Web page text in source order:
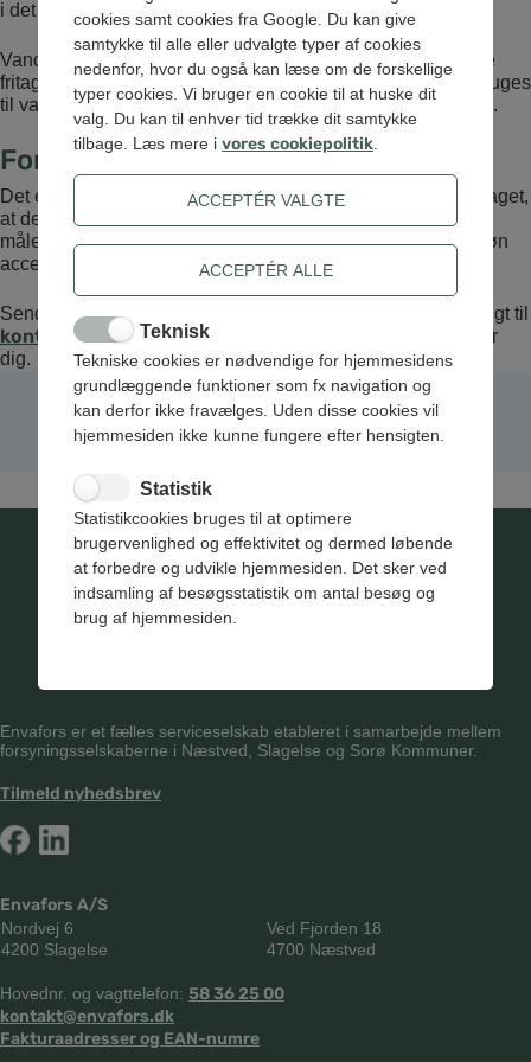
i det færdige produkt og derfor ikke ledes til kloakken.
Vand, der anvendes til andre formål i virksomheden, er ikke
fritaget. Eksempelvis gives der ikke fradrag for vand, der bruges
til vask af biler, landbrugsmaskiner, blomstervanding el.lign.
Forudsætninger
Det er en forudsætning for reduktion af vandafledningsbidraget,
at den mængde, der kan søges om fradrag for, skal kunne
måles direkte via en bimåler. Vandmængder baseret på skøn
accepteres ikke.
Send venligst en mail med så mange oplysninger som muligt til
kontakt@envafors.dk. Så kigger vi på sagen og kontakter
dig.
Takstblad
Envafors er et fælles serviceselskab etableret i samarbejde mellem
forsyningsselskaberne i Næstved, Slagelse og Sorø Kommuner.
Tilmeld nyhedsbrev
Envafors A/S
Nordvej 6
4200 Slagelse
Ved Fjorden 18
4700 Næstved
Hovednr. og vagttelefon: 58 36 25 00
kontakt@envafors.dk
Fakturaadresser og EAN-numre
cookies samt cookies fra Google. Du kan give
samtykke til alle eller udvalgte typer af cookies
nedenfor, hvor du også kan læse om de forskellige
typer cookies. Vi bruger en cookie til at huske dit
valg. Du kan til enhver tid trække dit samtykke
tilbage. Læs mere i vores cookiepolitik
Teknisk
Tekniske cookies er nødvendige for hjemmesidens
grundlæggende funktioner som fx navigation og
kan derfor ikke fravælges. Uden disse cookies vil
hjemmesiden ikke kunne fungere efter hensigten.
Statistik
Statistikcookies bruges til at optimere
brugervenlighed og effektivitet og dermed løbende
at forbedre og udvikle hjemmesiden. Det sker ved
indsamling af besøgsstatistik om antal besøg og
brug af hjemmesiden.